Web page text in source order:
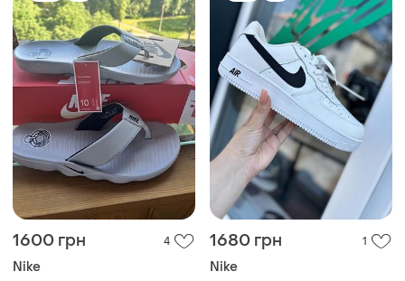
1600 грн 4
Nike
1680 грн 1
Nike